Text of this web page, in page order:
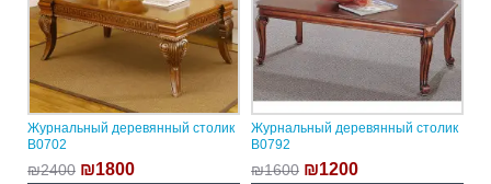
Журнальный деревянный столик
B0702
₪2400 ₪1800
Журнальный деревянный столик
B0792
₪1600 ₪1200